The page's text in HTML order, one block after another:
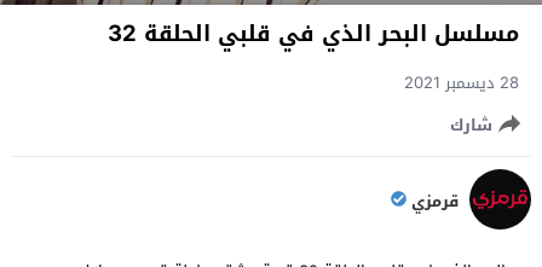
مسلسل البحر الذي في قلبي الحلقة 32
28 ديسمبر 2021
شارك
قرمزي